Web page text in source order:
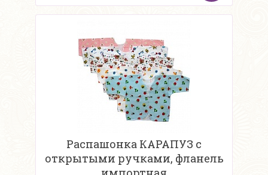
Распашонка КАРАПУЗ с
открытыми ручками, фланель